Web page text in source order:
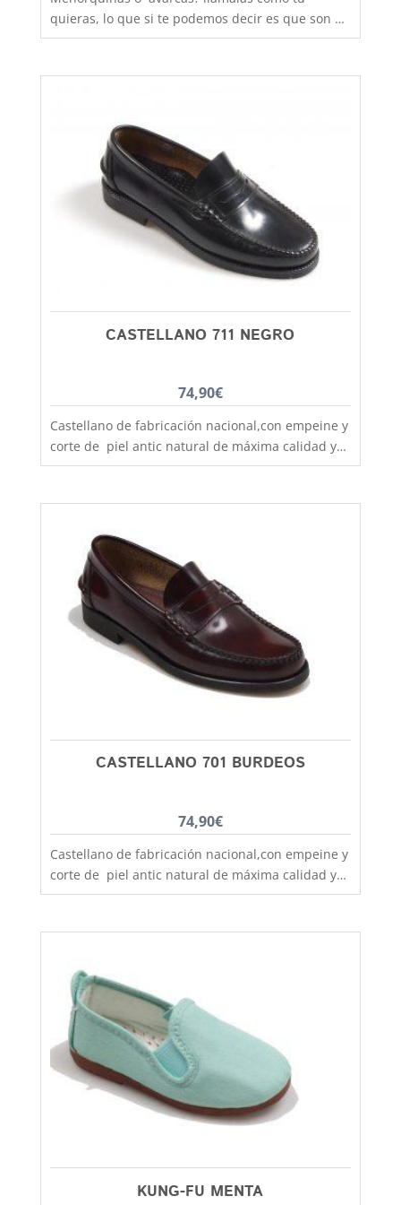
quieras, lo que si te podemos decir es que son de
fabricación nacional y hechas por completo en
transpiración, comodidad y durabilidad, al mejor
con todos los estilos de ropa y tenemos un gran
rango de tallas para poder calzar a los más
pequeños de la casa, hermanos y
hermanas mayores, madres, padres, abuelos,
abuelas......... desde la talla 20 a la 46. Debes
tener en cuenta que las tallas no son muy
grandes y si tienes dudas entre dos número,
elige siempre el más grande
CASTELLANO 711 NEGRO
74,90€
Castellano de fabricación nacional,con empeine y
corte de piel antic natural de máxima calidad y
suela de goma antideslizante, hechos de manera
muy resistentes y duraderos, fabricados por los
nuestro país. El castellano han marcado
tendencia y se han convertido en un referente
dentro de la moda masculina. Elaborado
artesanalmente con pieles de la más alta
calidad, su suela de goma antideslizante lo
hace idóneo para utilizarlo como colegial. en
Capitán Malaspina podrás encontrarlo entre las
tallas 39 y 46, aquí más baratos con la mejor
CASTELLANO 701 BURDEOS
74,90€
Castellano de fabricación nacional,con empeine y
corte de piel antic natural de máxima calidad y
suela también de piel, hechos de manera
muy resistentes y duraderos, fabricados por los
nuestro país. El castellano han marcado
tendencia y se han convertido en un referente
dentro de la moda masculina. Elaborado
artesanalmente con pieles de la más alta
calidad, en negro o en burdeos es capaz de
adaptarse a cualquier estilo y ocasión. En Capitán
Malaspina podrás encontrarlo entre las tallas 39
y 46, aquí más baratos con la mejor calidad
KUNG-FU MENTA